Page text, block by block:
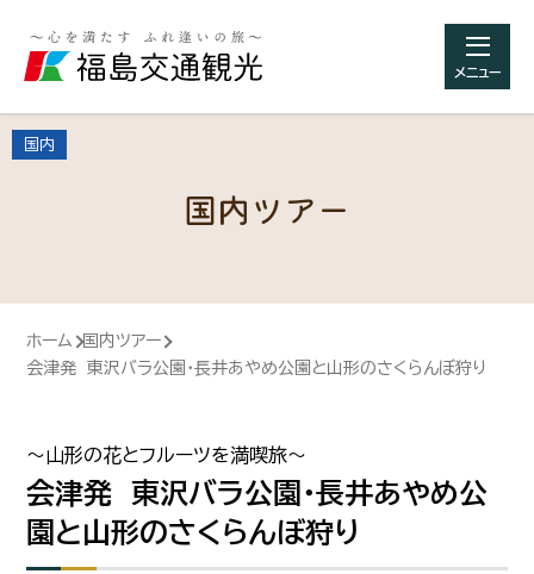
メニュー
国内ツアー
ホーム
国内ツアー
会津発 東沢バラ公園・長井あやめ公園と山形のさくらんぼ狩り
国内
～山形の花とフルーツを満喫旅～
会津発 東沢バラ公園・長井あやめ公
園と山形のさくらんぼ狩り